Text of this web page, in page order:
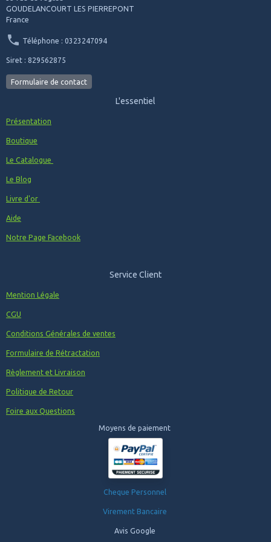
GOUDELANCOURT LES PIERREPONT
France
Téléphone : 0323247094
Siret : 829562875
Formulaire de contact
L'essentiel
Présentation
Boutique
Le Catalogue
Le Blog
Livre d'or
Aide
Notre Page Facebook
Service Client
Mention Légale
CGU
Conditions Générales de ventes
Formulaire de Rétractation
Règlement et Livraison
Politique de Retour
Foire aux Questions
Moyens de paiement
Cheque Personnel
Virement Bancaire
Avis Google